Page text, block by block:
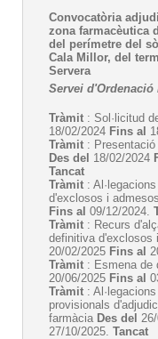
Convocatòria
zona farmacèutica
del perímetre del
Cala Millor, del
Servera
Servei d'Ordenació
Tràmit : Sol·licitud
18/02/2024 Fins al
Tràmit :
Des del 18/02/2024
Tancat
Tràmit :
d'exclosos i admesos
Fins al 09/12/2024.
Tràmit : Recurs
definitiva d'exclosos
20/02/2025 Fins al
Tràmit : Esmena de
20/06/2025 Fins al
Tràmit :
provisionals
farmàcia Des del
27/10/2025. Tancat